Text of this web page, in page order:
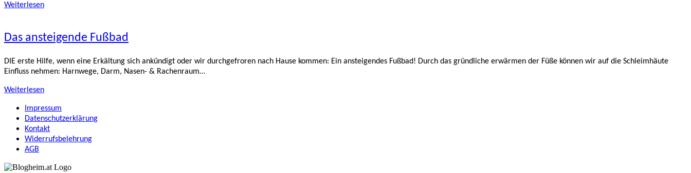
Weiterlesen
Das ansteigende Fußbad
DIE erste Hilfe, wenn eine Erkältung sich ankündigt oder wir durchgefroren nach Hause kommen: Ein ansteigendes Fußbad! Durch das gründliche erwärmen der Füße können wir auf die Schleimhäute
Einfluss nehmen: Harnwege, Darm, Nasen- & Rachenraum…
Weiterlesen
Impressum
Datenschutzerklärung
Kontakt
Widerrufsbelehrung
AGB